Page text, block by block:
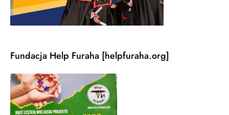
Fundacja Help Furaha [helpfuraha.org]